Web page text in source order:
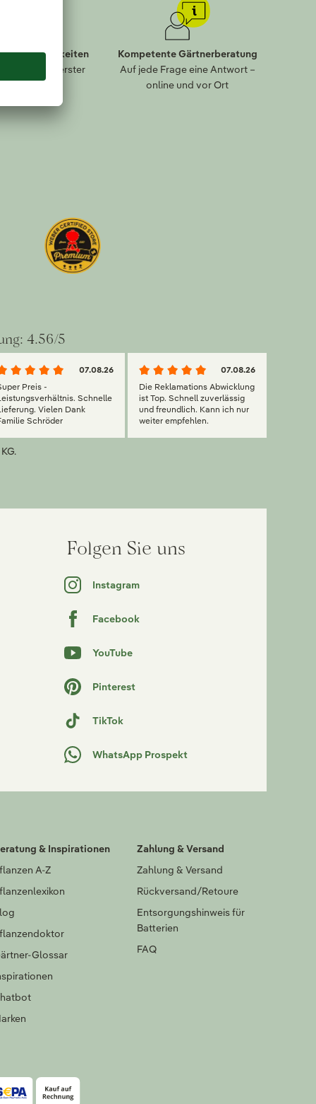
kommt an erster
Kompetente Gärtnerberatung
Auf jede Frage eine Antwort –
online und vor Ort
4.56/5
07.08.26
Preis -
Schnelle
Vielen Dank
Schröder
07.08.26
Die Reklamations Abwicklung
ist Top. Schnell zuverlässig
und freundlich. Kann ich nur
weiter empfehlen.
Folgen Sie uns
Instagram
Facebook
YouTube
Pinterest
TikTok
WhatsApp Prospekt
& Inspirationen
A-Z
Glossar
Zahlung & Versand
Zahlung & Versand
Rückversand/Retoure
Entsorgungshinweis für
Batterien
FAQ